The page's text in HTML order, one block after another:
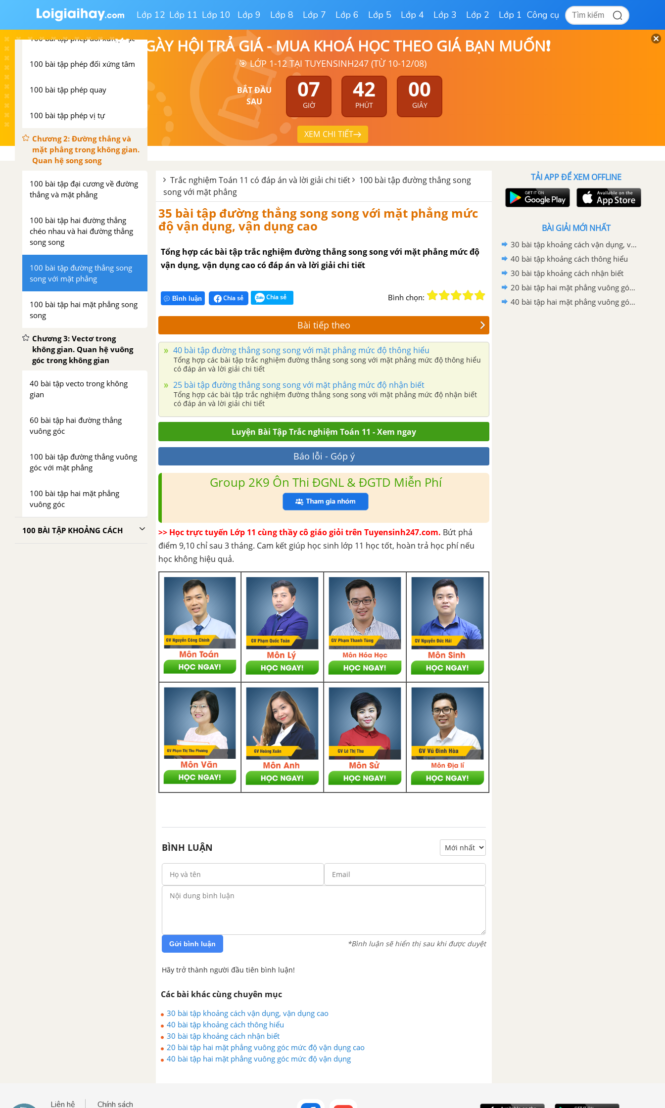
Lớp 12 Lớp 11 Lớp 10 Lớp 9 Lớp 8 Lớp 7 Lớp 6 Lớp 5 Lớp 4 Lớp 3 Lớp 2 Lớp 1 Công cụ
💥 NGÀY HỘI TRẢ GIÁ - MUA KHOÁ HỌC THEO GIÁ BẠN MUỐN❗
🎯 LỚP 1-12 TẠI TUYENSINH247 (TỪ 10-12/08)
BẮT ĐẦU
SAU
07
GIỜ
41
PHÚT
59
GIÂY
XEM CHI TIẾT
100 bài tập phép tịnh tiến
100 bài tập phép đối xứng trục
100 bài tập phép đối xứng tâm
100 bài tập phép quay
100 bài tập phép vị tự
Chương 2: Đường thẳng và
mặt phẳng trong không gian.
Quan hệ song song
100 bài tập đại cương về đường
thẳng và mặt phẳng
100 bài tập hai đường thẳng
chéo nhau và hai đường thẳng
song song
100 bài tập đường thẳng song
song với mặt phẳng
100 bài tập hai mặt phẳng song
song
Chương 3: Vectơ trong
không gian. Quan hệ vuông
góc trong không gian
40 bài tập vecto trong không
gian
60 bài tập hai đường thẳng
vuông góc
100 bài tập đường thẳng vuông
góc với mặt phẳng
100 bài tập hai mặt phẳng
vuông góc
100 BÀI TẬP KHOẢNG CÁCH
Trắc nghiệm Toán 11 có đáp án và lời giải chi tiết
100 bài tập đường thẳng song
song với mặt phẳng
35 bài tập đường thẳng song song với mặt phẳng mức
độ vận dụng, vận dụng cao
Tổng hợp các bài tập trắc nghiệm đường thẳng song song với mặt phẳng mức độ
vận dụng, vận dụng cao có đáp án và lời giải chi tiết
Bình luận Chia sẻ Chia sẻ Bình chọn:
Bài tiếp theo
40 bài tập đường thẳng song song với mặt phẳng mức độ thông hiểu
Tổng hợp các bài tập trắc nghiệm đường thẳng song song với mặt phẳng mức độ thông hiểu
có đáp án và lời giải chi tiết
25 bài tập đường thẳng song song với mặt phẳng mức độ nhận biết
Tổng hợp các bài tập trắc nghiệm đường thẳng song song với mặt phẳng mức độ nhận biết
có đáp án và lời giải chi tiết
Luyện Bài Tập Trắc nghiệm Toán 11 - Xem ngay
Báo lỗi - Góp ý
Group 2K9 Ôn Thi ĐGNL & ĐGTD Miễn Phí
>> Học trực tuyến Lớp 11 cùng thầy cô giáo giỏi trên Tuyensinh247.com. Bứt phá
điểm 9,10 chỉ sau 3 tháng. Cam kết giúp học sinh lớp 11 học tốt, hoàn trả học phí nếu
học không hiệu quả.
BÌNH LUẬN
Gửi bình luận *Bình luận sẽ hiển thị sau khi được duyệt
Hãy trở thành người đầu tiên bình luận!
Các bài khác cùng chuyên mục
30 bài tập khoảng cách vận dụng, vận dụng cao
40 bài tập khoảng cách thông hiểu
30 bài tập khoảng cách nhận biết
20 bài tập hai mặt phẳng vuông góc mức độ vận dụng cao
40 bài tập hai mặt phẳng vuông góc mức độ vận dụng
TẢI APP ĐỂ XEM OFFLINE
BÀI GIẢI MỚI NHẤT
30 bài tập khoảng cách vận dụng, vận dụng cao
40 bài tập khoảng cách thông hiểu
30 bài tập khoảng cách nhận biết
20 bài tập hai mặt phẳng vuông góc mức độ vận dụng cao
40 bài tập hai mặt phẳng vuông góc mức độ vận dụng
Liên hệ Chính sách